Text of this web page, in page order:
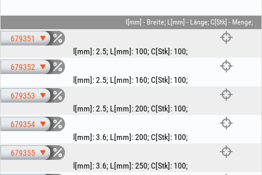
Organisation der Kabel.
Darf nicht in die Hände von Kindern gelangen! Verwenden Sie das Produkt
nur bestimmungsgemäß!
l[mm] - Breite; L[mm] - Länge; C[Stk] - Menge;
679351
l[mm]:2.5; L[mm]: 100;C[Stk]: 100;
679352
l[mm]:2.5; L[mm]: 160;C[Stk]: 100;
679353
l[mm]:2.5; L[mm]:200;C[Stk]: 100;
679354
l[mm]:3.6; L[mm]:200;C[Stk]: 100;
679355
l[mm]:3.6; L[mm]:250;C[Stk]: 100;